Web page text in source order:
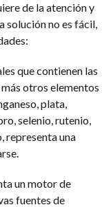
de la atención y
solución no es fácil,
que contienen las
otros elementos
plata,
selenio, rutenio,
representa una
un motor de
fuentes de